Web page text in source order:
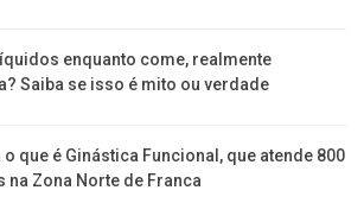
enquanto come, realmente
Saiba se isso é mito ou verdade
o que é Ginástica Funcional, que atende 800
na Zona Norte de Franca